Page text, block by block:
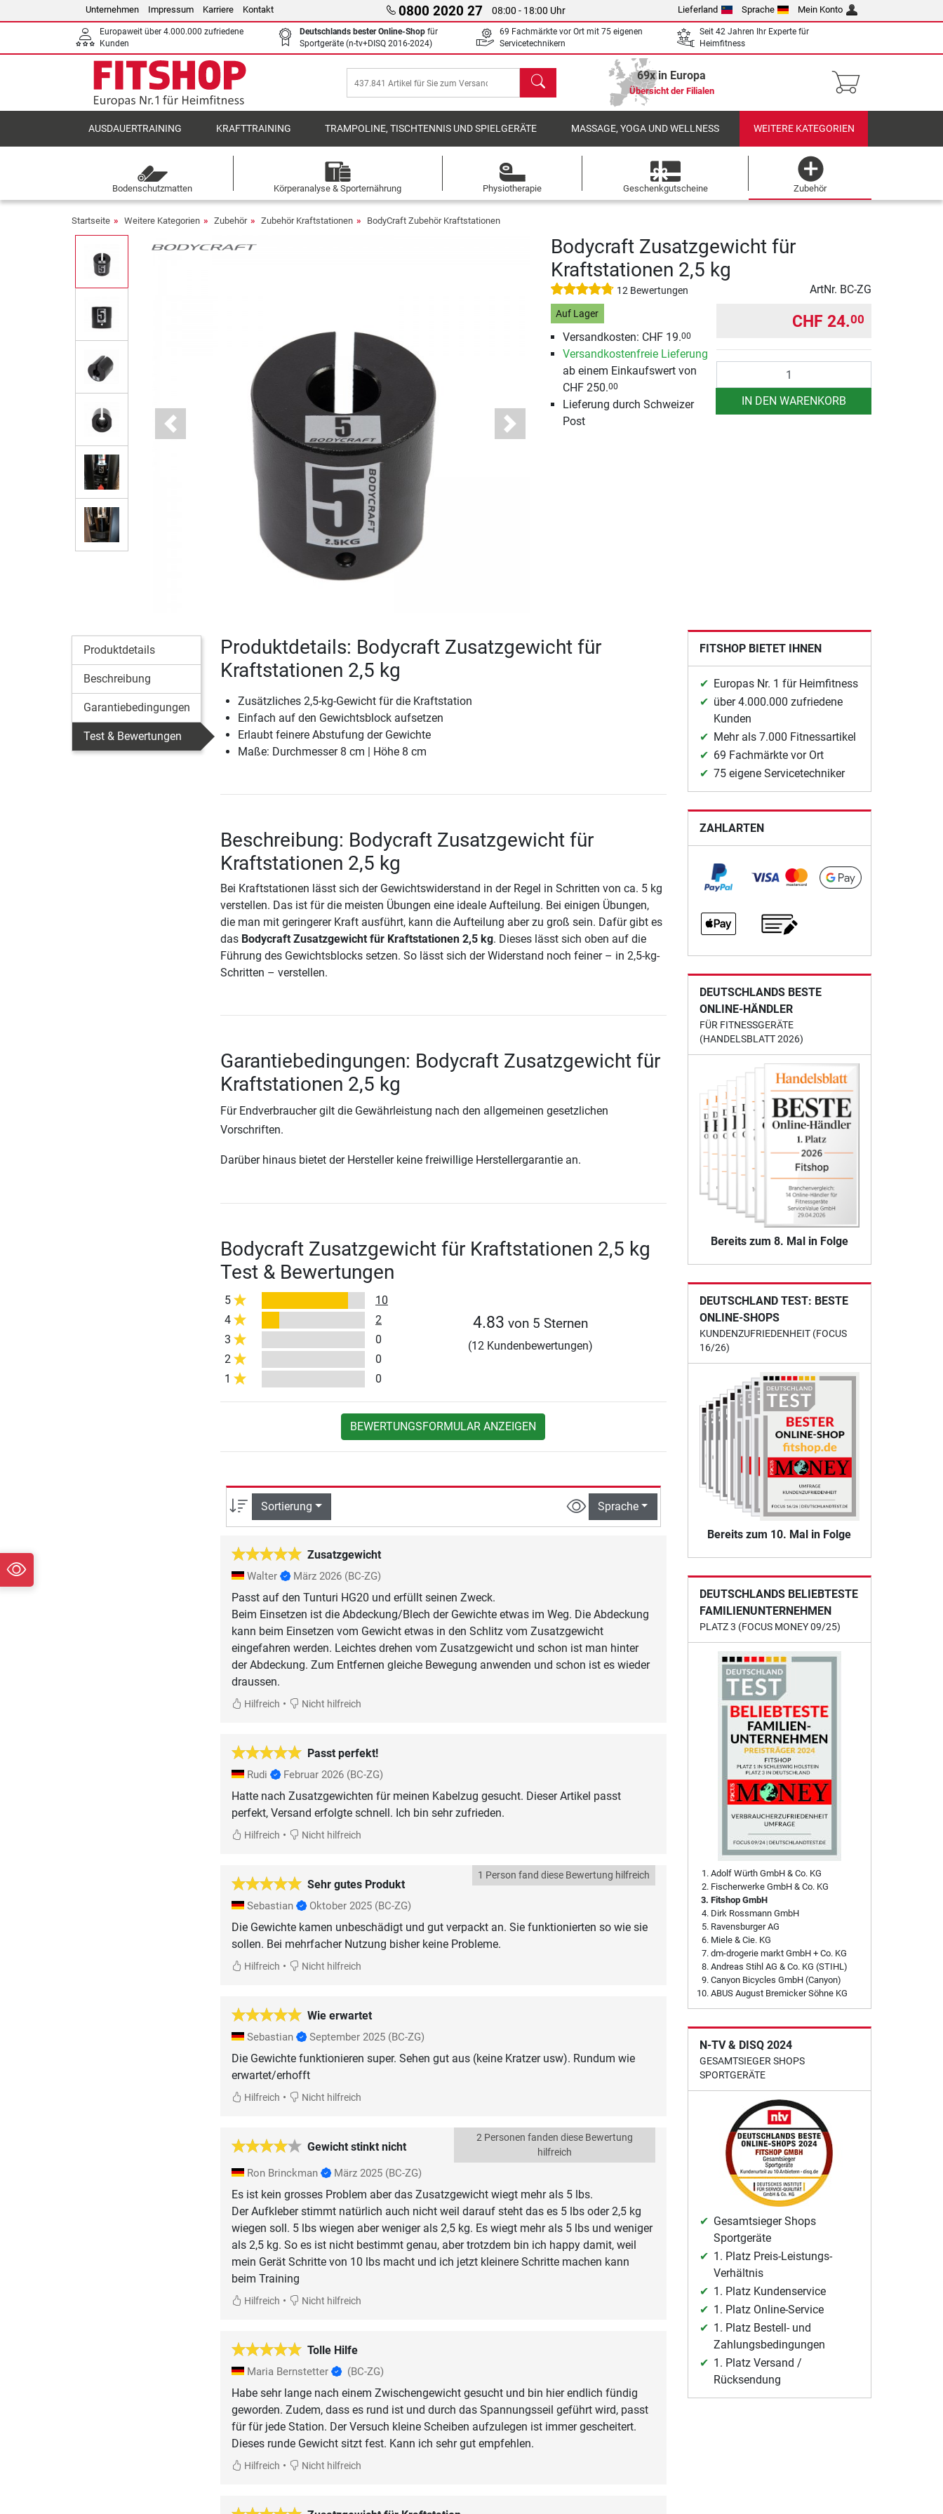
Unternehmen Impressum Karriere Kontakt 0800 2020 27 08:00 - 18:00 Uhr Lieferland Sprache Mein Konto
Europaweit über 4.000.000 zufriedene
Kunden
Deutschlands bester Online-Shop für
Sportgeräte (n-tv+DISQ 2016-2024)
69 Fachmärkte vor Ort mit 75 eigenen
Servicetechnikern
Seit 42 Jahren Ihr Experte für
Heimfitness
Suchen 69x in Europa
Übersicht der Filialen
AUSDAUERTRAINING KRAFTTRAINING TRAMPOLINE, TISCHTENNIS UND SPIELGERÄTE MASSAGE, YOGA UND WELLNESS WEITERE KATEGORIEN
Bodenschutzmatten Körperanalyse & Sporternährung Physiotherapie Geschenkgutscheine Zubehör
Startseite Weitere Kategorien Zubehör Zubehör Kraftstationen BodyCraft Zubehör Kraftstationen
Previous Next
Bodycraft Zusatzgewicht für
Kraftstationen 2,5 kg
12 Bewertungen ArtNr. BC-ZG
Auf Lager
Versandkosten: CHF 19.00
Versandkostenfreie Lieferung
ab einem Einkaufswert von
CHF 250.00
Lieferung durch Schweizer
Post
CHF 24.00
IN DEN WARENKORB
Produktdetails
Beschreibung
Garantiebedingungen
Test & Bewertungen
Produktdetails: Bodycraft Zusatzgewicht für
Kraftstationen 2,5 kg
Zusätzliches 2,5-kg-Gewicht für die Kraftstation
Einfach auf den Gewichtsblock aufsetzen
Erlaubt feinere Abstufung der Gewichte
Maße: Durchmesser 8 cm | Höhe 8 cm
Beschreibung: Bodycraft Zusatzgewicht für
Kraftstationen 2,5 kg
Bei Kraftstationen lässt sich der Gewichtswiderstand in der Regel in Schritten von ca. 5 kg
verstellen. Das ist für die meisten Übungen eine ideale Aufteilung. Bei einigen Übungen,
die man mit geringerer Kraft ausführt, kann die Aufteilung aber zu groß sein. Dafür gibt es
das Bodycraft Zusatzgewicht für Kraftstationen 2,5 kg. Dieses lässt sich oben auf die
Führung des Gewichtsblocks setzen. So lässt sich der Widerstand noch feiner – in 2,5-kg-
Schritten – verstellen.
Garantiebedingungen: Bodycraft Zusatzgewicht für
Kraftstationen 2,5 kg
Für Endverbraucher gilt die Gewährleistung nach den allgemeinen gesetzlichen
Vorschriften.
Darüber hinaus bietet der Hersteller keine freiwillige Herstellergarantie an.
Bodycraft Zusatzgewicht für Kraftstationen 2,5 kg
Test & Bewertungen
5
10
4
2
3
0
2
0
1
0
4.83 von 5 Sternen
(12 Kundenbewertungen)
BEWERTUNGSFORMULAR ANZEIGEN
Sortierung Sprache
Zusatzgewicht
Walter März 2026 (BC-ZG)
Passt auf den Tunturi HG20 und erfüllt seinen Zweck.
Beim Einsetzen ist die Abdeckung/Blech der Gewichte etwas im Weg. Die Abdeckung
kann beim Einsetzen vom Gewicht etwas in den Schlitz vom Zusatzgewicht
eingefahren werden. Leichtes drehen vom Zusatzgewicht und schon ist man hinter
der Abdeckung. Zum Entfernen gleiche Bewegung anwenden und schon ist es wieder
draussen.
Hilfreich • Nicht hilfreich
Passt perfekt!
Rudi Februar 2026 (BC-ZG)
Hatte nach Zusatzgewichten für meinen Kabelzug gesucht. Dieser Artikel passt
perfekt, Versand erfolgte schnell. Ich bin sehr zufrieden.
Hilfreich • Nicht hilfreich
Sehr gutes Produkt
1 Person fand diese Bewertung hilfreich
Sebastian Oktober 2025 (BC-ZG)
Die Gewichte kamen unbeschädigt und gut verpackt an. Sie funktionierten so wie sie
sollen. Bei mehrfacher Nutzung bisher keine Probleme.
Hilfreich • Nicht hilfreich
Wie erwartet
Sebastian September 2025 (BC-ZG)
Die Gewichte funktionieren super. Sehen gut aus (keine Kratzer usw). Rundum wie
erwartet/erhofft
Hilfreich • Nicht hilfreich
Gewicht stinkt nicht
2 Personen fanden diese Bewertung
hilfreich
Ron Brinckman März 2025 (BC-ZG)
Es ist kein grosses Problem aber das Zusatzgewicht wiegt mehr als 5 lbs.
Der Aufkleber stimmt natürlich auch nicht weil darauf steht das es 5 lbs oder 2,5 kg
wiegen soll. 5 lbs wiegen aber weniger als 2,5 kg. Es wiegt mehr als 5 lbs und weniger
als 2,5 kg. So es ist nicht bestimmt genau, aber trotzdem bin ich happy damit, weil
mein Gerät Schritte von 10 lbs macht und ich jetzt kleinere Schritte machen kann
beim Training
Hilfreich • Nicht hilfreich
Tolle Hilfe
Maria Bernstetter (BC-ZG)
Habe sehr lange nach einem Zwischengewicht gesucht und bin hier endlich fündig
geworden. Zudem, dass es rund ist und durch das Spannungsseil geführt wird, passt
für für jede Station. Der Versuch kleine Scheiben aufzulegen ist immer gescheitert.
Dieses runde Gewicht sitzt fest. Kann ich sehr gut empfehlen.
Hilfreich • Nicht hilfreich
FITSHOP BIETET IHNEN
Europas Nr. 1 für Heimfitness
über 4.000.000 zufriedene
Kunden
Mehr als 7.000 Fitnessartikel
69 Fachmärkte vor Ort
75 eigene Servicetechniker
ZAHLARTEN
DEUTSCHLANDS BESTE
ONLINE-HÄNDLER
FÜR FITNESSGERÄTE
(HANDELSBLATT 2026)
Bereits zum 8. Mal in Folge
DEUTSCHLAND TEST: BESTE
ONLINE-SHOPS
KUNDENZUFRIEDENHEIT (FOCUS
16/26)
Bereits zum 10. Mal in Folge
DEUTSCHLANDS BELIEBTESTE
FAMILIENUNTERNEHMEN
PLATZ 3 (FOCUS MONEY 09/25)
Adolf Würth GmbH & Co. KG
Fischerwerke GmbH & Co. KG
Fitshop GmbH
Dirk Rossmann GmbH
Ravensburger AG
Miele & Cie. KG
dm-drogerie markt GmbH + Co. KG
Andreas Stihl AG & Co. KG (STIHL)
Canyon Bicycles GmbH (Canyon)
ABUS August Bremicker Söhne KG
N-TV & DISQ 2024
GESAMTSIEGER SHOPS
SPORTGERÄTE
Gesamtsieger Shops
Sportgeräte
1. Platz Preis-Leistungs-
Verhältnis
1. Platz Kundenservice
1. Platz Online-Service
1. Platz Bestell- und
Zahlungsbedingungen
1. Platz Versand /
Rücksendung